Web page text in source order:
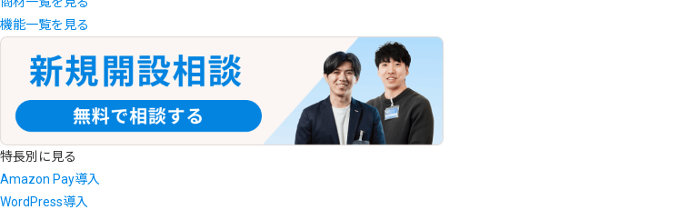
機能一覧を見る
特長別に見る
Amazon Pay導入
WordPress導入